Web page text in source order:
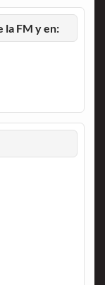
la FM y en: